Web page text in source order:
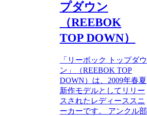
プダウン
（REEBOK
TOP DOWN）
「リーボック トップダウ
ン」（REEBOK TOP
DOWN）は、2009年春夏
新作モデルとしてリリー
スされたレディーススニ
ーカーです。 アンクル部